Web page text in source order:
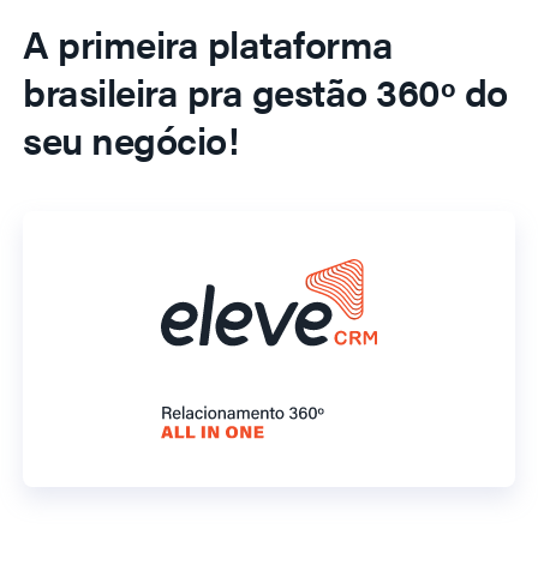
A primeira plataforma
brasileira pra gestão 360º do
seu negócio!